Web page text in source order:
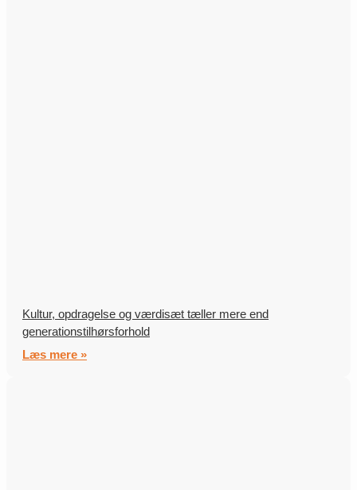
Kultur, opdragelse og værdisæt tæller mere end
generationstilhørsforhold
Læs mere »